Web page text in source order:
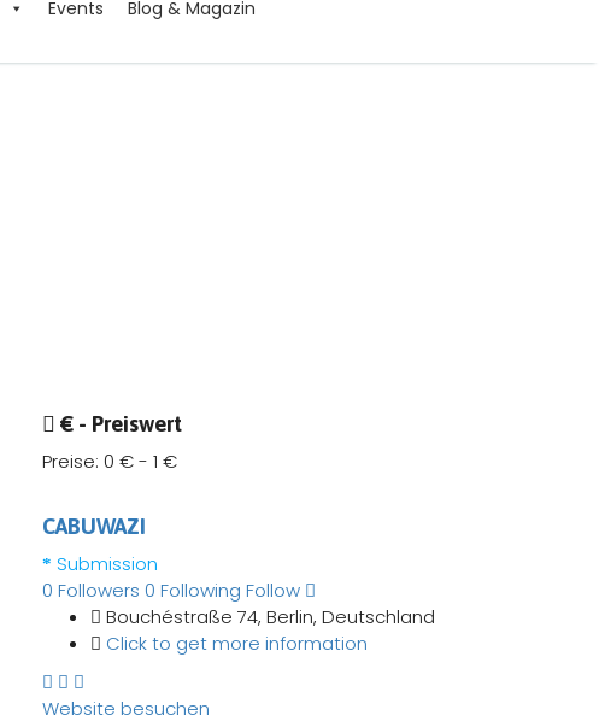
Events Blog & Magazin
€ - Preiswert
Preise: 0 € - 1 €
CABUWAZI
Submission
0 Followers 0 Following Follow
Bouchéstraße 74, Berlin, Deutschland
Click to get more information
Website besuchen